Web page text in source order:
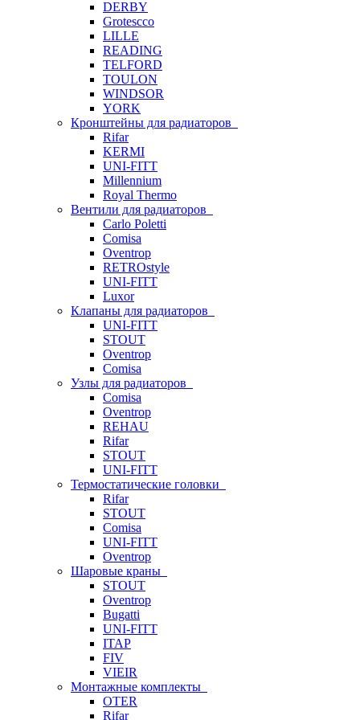
DERBY
Grotescco
LILLE
READING
TELFORD
TOULON
WINDSOR
YORK
Кронштейны для радиаторов
Rifar
KERMI
UNI-FITT
Millennium
Royal Thermo
Вентили для радиаторов
Carlo Poletti
Comisa
Oventrop
RETROstyle
UNI-FITT
Luxor
Клапаны для радиаторов
UNI-FITT
STOUT
Oventrop
Comisa
Узлы для радиаторов
Comisa
Oventrop
REHAU
Rifar
STOUT
UNI-FITT
Термостатические головки
Rifar
STOUT
Comisa
UNI-FITT
Oventrop
Шаровые краны
STOUT
Oventrop
Bugatti
UNI-FITT
ITAP
FIV
VIEIR
Монтажные комплекты
OTER
Rifar